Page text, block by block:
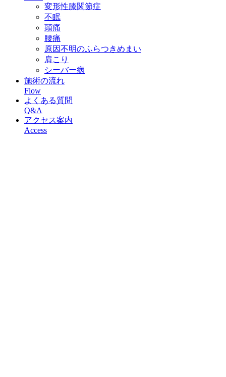
変形性膝関節症
不眠
頭痛
腰痛
原因不明のふらつきめまい
肩こり
シーバー病
施術の流れ
Flow
よくある質問
Q&A
アクセス案内
Access